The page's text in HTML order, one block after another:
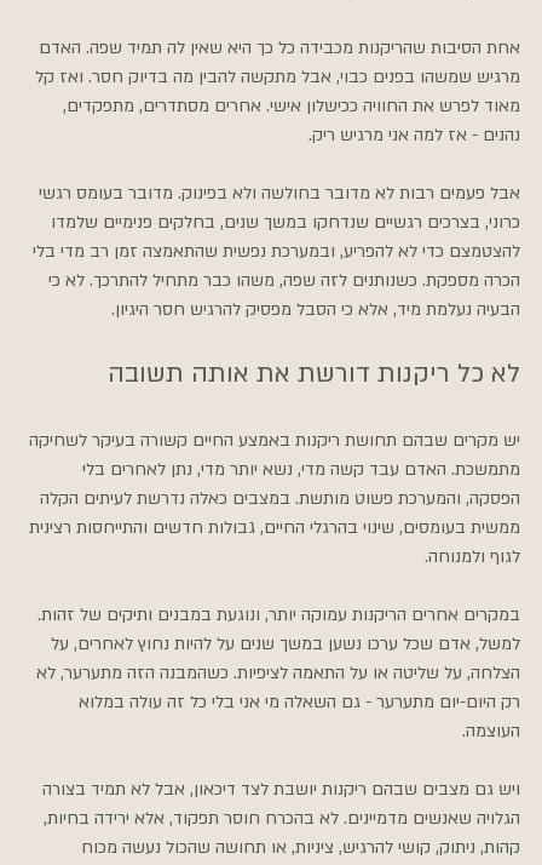
אחת הסיבות שהריקנות מכבידה כל כך היא שאין לה תמיד שפה. האדם
מרגיש שמשהו בפנים כבוי, אבל מתקשה להבין מה בדיוק חסר. ואז קל
מאוד לפרש את החוויה ככישלון אישי. אחרים מסתדרים, מתפקדים,
נהנים - אז למה אני מרגיש ריק.
אבל פעמים רבות לא מדובר בחולשה ולא בפינוק. מדובר בעומס רגשי
כרוני, בצרכים רגשיים שנדחקו במשך שנים, בחלקים פנימיים שלמדו
להצטמצם כדי לא להפריע, ובמערכת נפשית שהתאמצה זמן רב מדי בלי
הכרה מספקת. כשנותנים לזה שפה, משהו כבר מתחיל להתרכך. לא כי
הבעיה נעלמת מיד, אלא כי הסבל מפסיק להרגיש חסר היגיון.
לא כל ריקנות דורשת את אותה תשובה
יש מקרים שבהם תחושת ריקנות באמצע החיים קשורה בעיקר לשחיקה
מתמשכת. האדם עבד קשה מדי, נשא יותר מדי, נתן לאחרים בלי
הפסקה, והמערכת פשוט מותשת. במצבים כאלה נדרשת לעיתים הקלה
ממשית בעומסים, שינוי בהרגלי החיים, גבולות חדשים והתייחסות רצינית
לגוף ולמנוחה.
במקרים אחרים הריקנות עמוקה יותר, ונוגעת במבנים ותיקים של זהות.
למשל, אדם שכל ערכו נשען במשך שנים על להיות נחוץ לאחרים, על
הצלחה, על שליטה או על התאמה לציפיות. כשהמבנה הזה מתערער, לא
רק היום-יום מתערער - גם השאלה מי אני בלי כל זה עולה במלוא
העוצמה.
ויש גם מצבים שבהם ריקנות יושבת לצד דיכאון, אבל לא תמיד בצורה
הגלויה שאנשים מדמיינים. לא בהכרח חוסר תפקוד, אלא ירידה בחיות,
קהות, ניתוק, קושי להרגיש, ציניות, או תחושה שהכול נעשה מכוח